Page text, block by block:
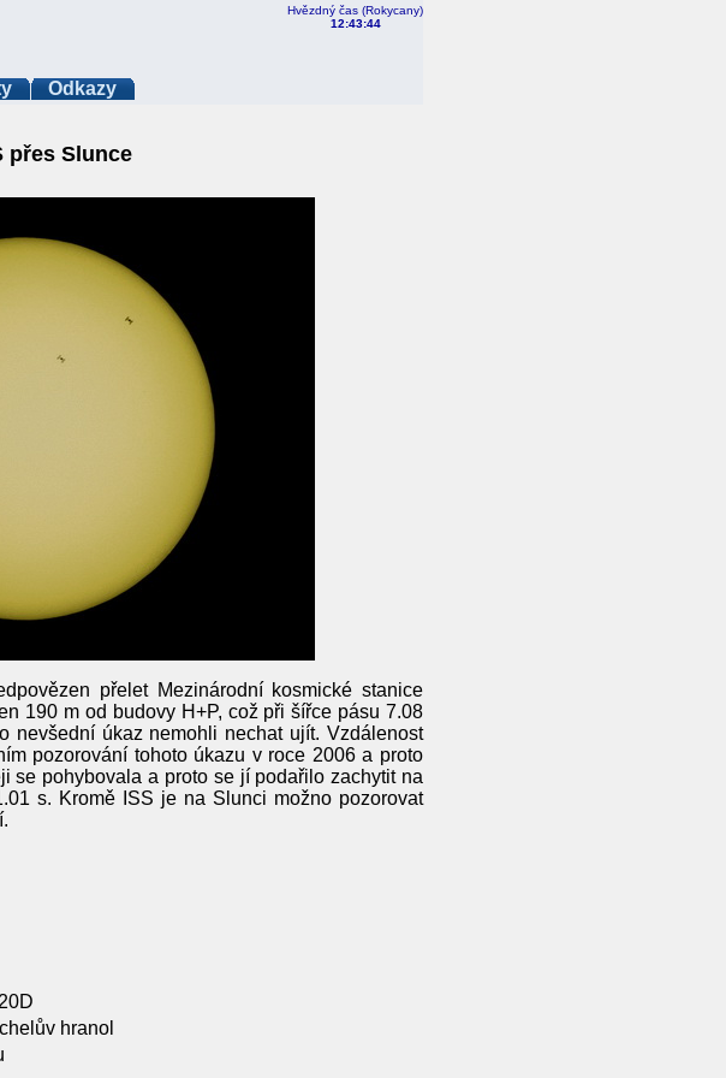
Hvězdný čas (Rokycany)
12:43:44
Odkazy
přes Slunce
přelet Mezinárodní kosmické stanice
190 m od budovy H+P, což při šířce pásu 7.08
nevšední úkaz nemohli nechat ujít. Vzdálenost
pozorování tohoto úkazu v roce 2006 a proto
se pohybovala a proto se jí podařilo zachytit na
s. Kromě ISS je na Slunci možno pozorovat
hranol